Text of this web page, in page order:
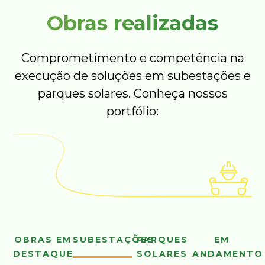
Obras realizadas
Comprometimento e competência na
execução de soluções em subestações e
parques solares. Conheça nossos
portfólio:
OBRAS EM
DESTAQUE
SUBESTAÇÕESPARQUES
SOLARES
EM
ANDAMENTO